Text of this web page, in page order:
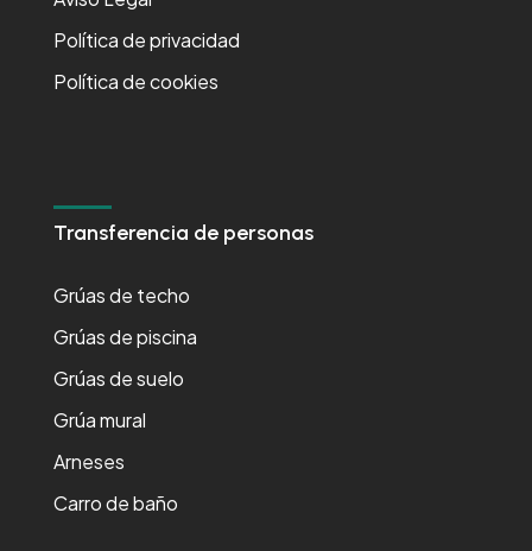
Política de privacidad
Política de cookies
Transferencia de personas
Grúas de techo
Grúas de piscina
Grúas de suelo
Grúa mural
Arneses
Carro de baño